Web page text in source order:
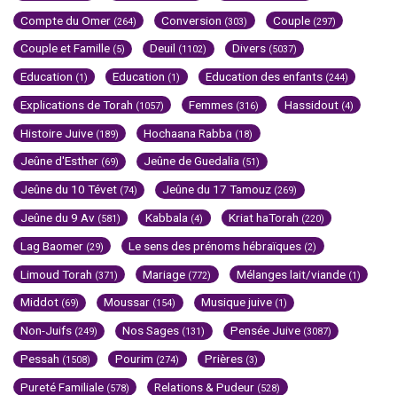
Compte du Omer (264) Conversion (303) Couple (297)
Couple et Famille (5) Deuil (1102) Divers (5037)
Education (1) Education (1) Education des enfants (244)
Explications de Torah (1057) Femmes (316) Hassidout (4)
Histoire Juive (189) Hochaana Rabba (18)
Jeûne d'Esther (69) Jeûne de Guedalia (51)
Jeûne du 10 Tévet (74) Jeûne du 17 Tamouz (269)
Jeûne du 9 Av (581) Kabbala (4) Kriat haTorah (220)
Lag Baomer (29) Le sens des prénoms hébraïques (2)
Limoud Torah (371) Mariage (772) Mélanges lait/viande (1)
Middot (69) Moussar (154) Musique juive (1)
Non-Juifs (249) Nos Sages (131) Pensée Juive (3087)
Pessah (1508) Pourim (274) Prières (3)
Pureté Familiale (578) Relations & Pudeur (528)